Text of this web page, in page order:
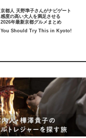
京都人 天野準子さんがナビゲート
感度の高い大人を満足させる
2026年最新京都グルメまとめ
You Should Try This in Kyoto!